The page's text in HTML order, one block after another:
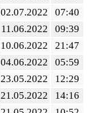
02.07.2022
07:40
11.06.2022
09:39
10.06.2022
21:47
04.06.2022
05:59
23.05.2022
12:29
21.05.2022
14:16